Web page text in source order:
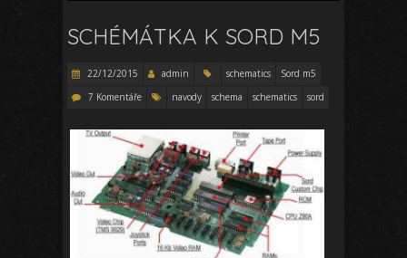
SCHÉMÁTKA K SORD M5
22/12/2015 admin schematics
Sord m5
7 Komentáře
navody schema schematics sord